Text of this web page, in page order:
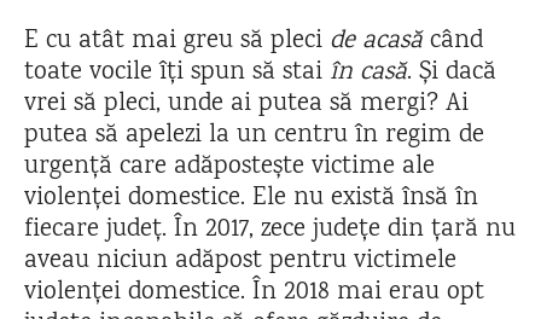
E cu atât mai greu să pleci de acasăcând
toate vocile îți spun să stai în casă. Și dacă
vrei să pleci, unde ai putea să mergi? Ai
putea să apelezi la un centru în regim de
urgență care adăpostește victime ale
violenței domestice. Ele nu există însă în
fiecare județ. În 2017, zece județe din țară nu
aveau niciun adăpost pentru victimele
violenței domestice. În 2018 mai erau opt